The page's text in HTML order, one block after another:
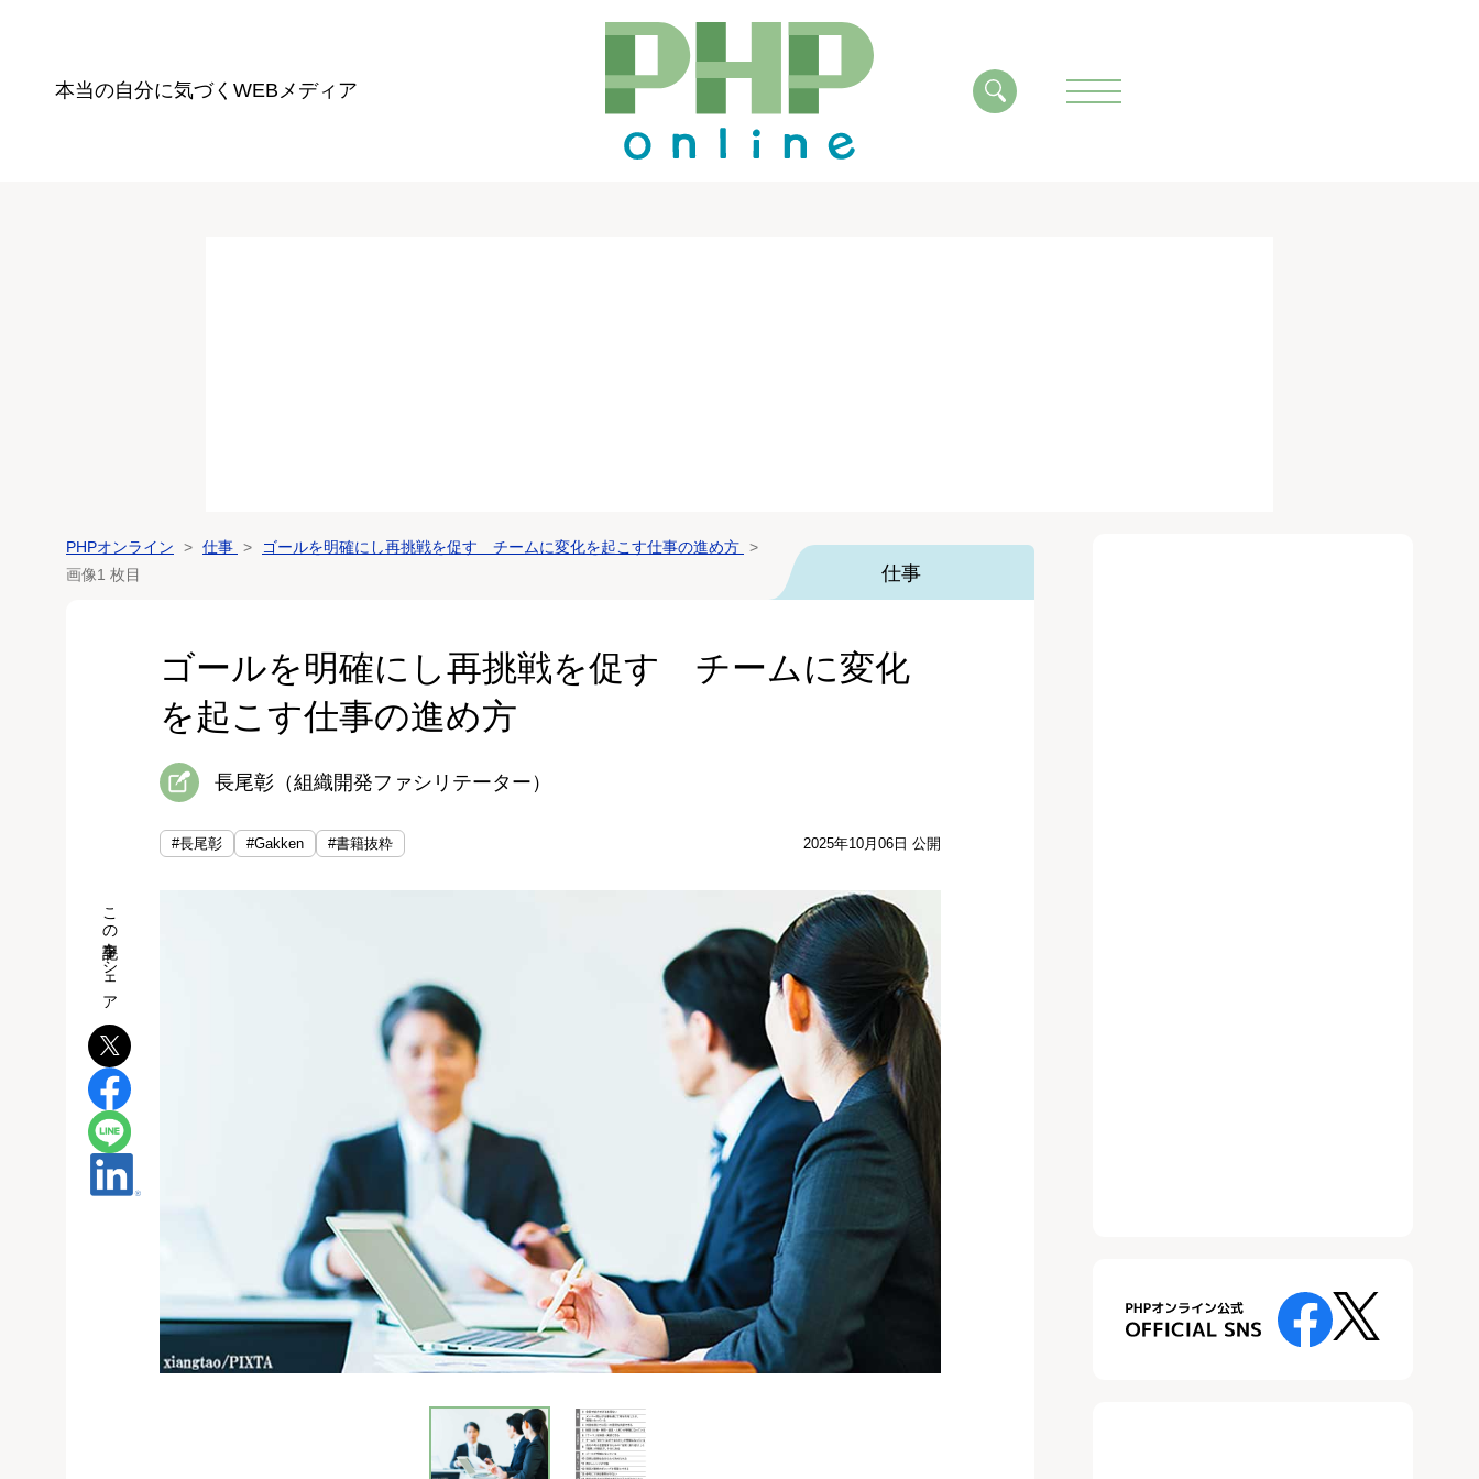
本当の自分に気づく WEBメディア
PHPオンライン 仕事
ゴールを明確にし再挑戦を促す チームに変化を起こす仕事の進め方
画像1 枚目
仕事
ゴールを明確にし再挑戦を促す チームに変化
を起こす仕事の進め方
長尾彰（組織開発ファシリテーター）
#長尾彰 #Gakken #書籍抜粋 2025年10月06日 公開
この記事をシェア